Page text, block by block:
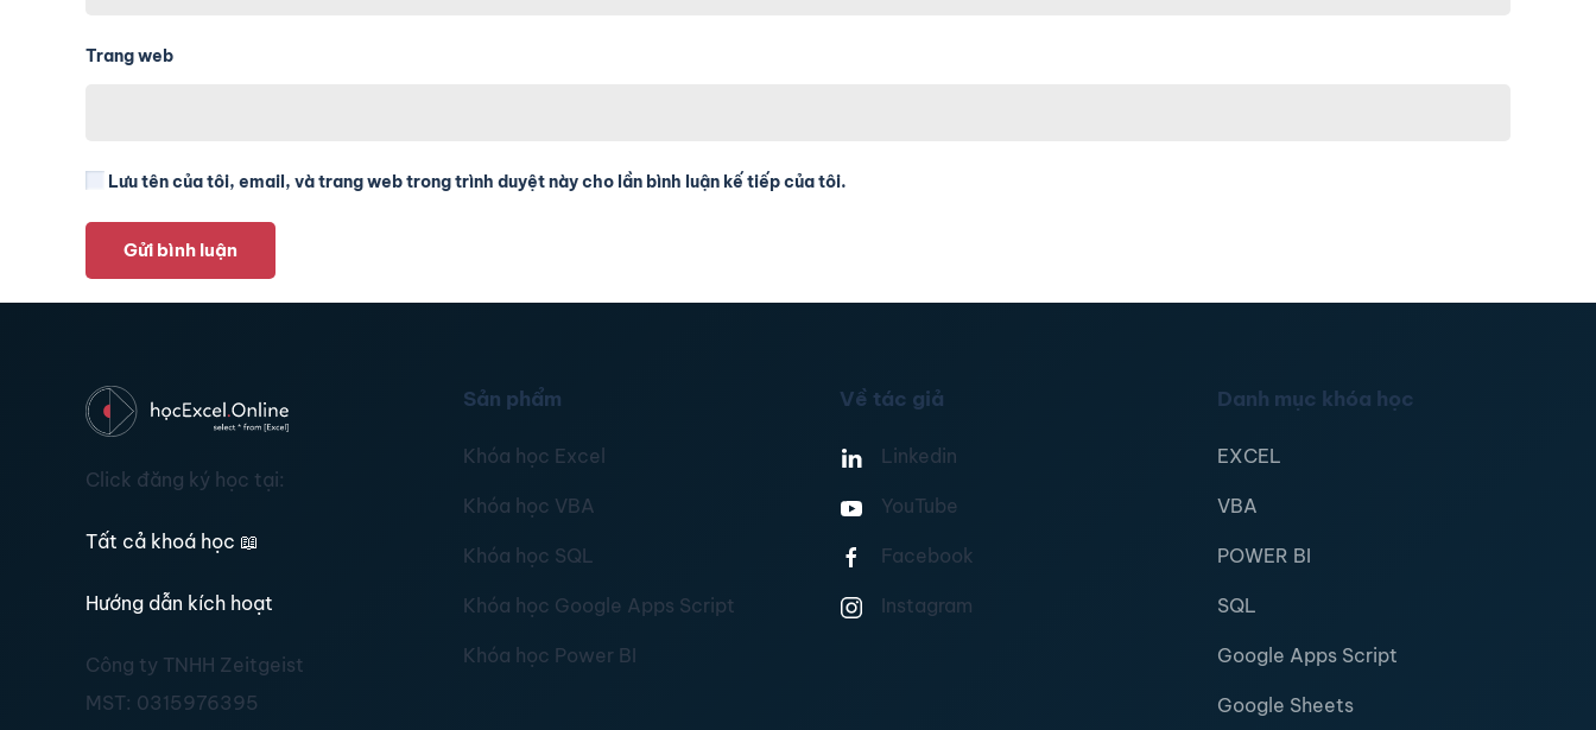
Trang web
Lưu tên của tôi, email, và trang web trong trình duyệt này cho lần bình luận kế tiếp của tôi.
Gửi bình luận
Click đăng ký học tại:
Tất cả khoá học 📖
Hướng dẫn kích hoạt
Công ty TNHH Zeitgeist
MST: 0315976395
Sản phẩm
Khóa học Excel
Khóa học VBA
Khóa học SQL
Khóa học Google Apps Script
Khóa học Power BI
Về tác giả
Linkedin
YouTube
Facebook
Instagram
Danh mục khóa học
EXCEL
VBA
POWER BI
SQL
Google Apps Script
Google Sheets